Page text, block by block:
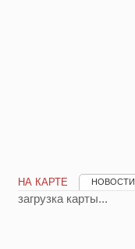
НА КАРТЕ НОВОСТИ
загрузка карты...